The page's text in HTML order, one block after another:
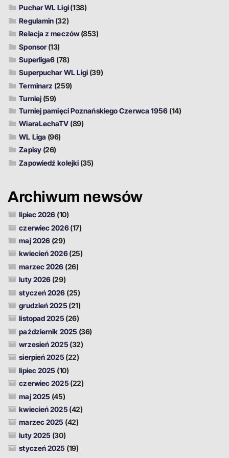
Puchar WL Ligi(138)
Regulamin (32)
Relacja z meczów(853)
Sponsor(13)
Superliga6 (78)
Superpuchar WL Ligi (39)
Terminarz (259)
Turniej (59)
Turniej pamięci Poznańskiego Czerwca 1956 (14)
WiaraLechaTV (89)
WL Liga (96)
Zapisy(26)
Zapowiedź kolejki (35)
Archiwum newsów
lipiec 2026 (10)
czerwiec 2026(17)
maj 2026 (29)
kwiecień 2026(25)
marzec 2026 (26)
luty 2026 (29)
styczeń 2026 (25)
grudzień 2025 (21)
listopad 2025 (26)
październik 2025 (36)
wrzesień 2025 (32)
sierpień 2025 (22)
lipiec 2025 (10)
czerwiec 2025 (22)
maj 2025 (45)
kwiecień 2025 (42)
marzec 2025 (42)
luty 2025 (30)
styczeń 2025 (19)